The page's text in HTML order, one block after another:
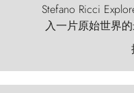
Stefano Ricci
入一片原始世界
以远古的怒号雕
del Paine）则宛